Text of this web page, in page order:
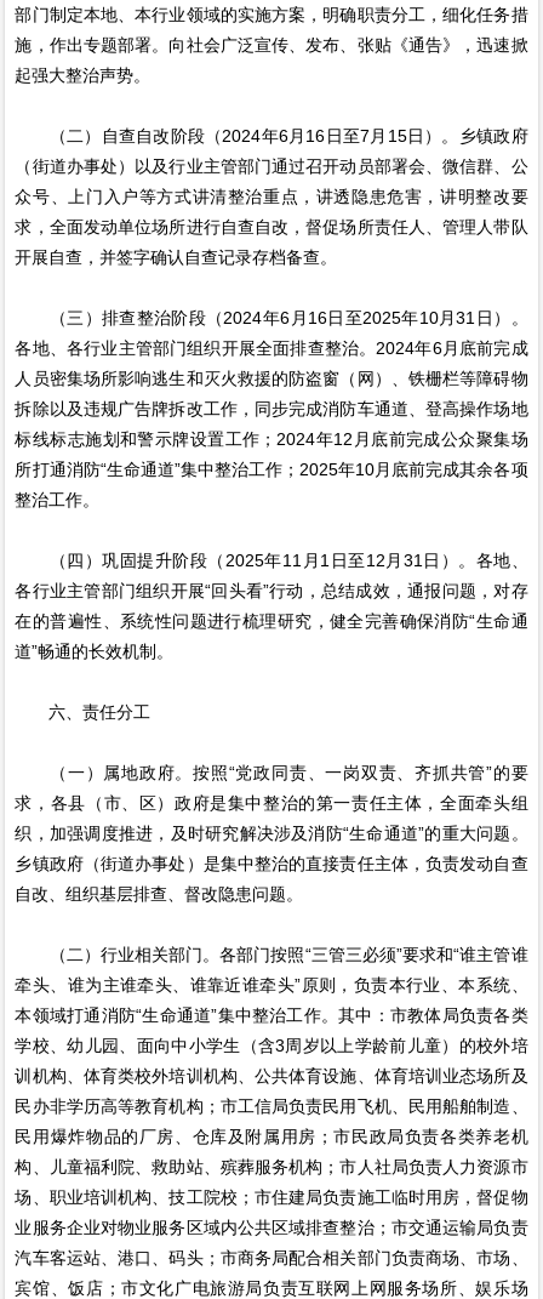
部门制定本地、本行业领域的实施方案，明确职责分工，细化任务措
施，作出专题部署。向社会广泛宣传、发布、张贴《通告》，迅速掀
起强大整治声势。
（二）自查自改阶段（2024年6月16日至7月15日）。乡镇政府
（街道办事处）以及行业主管部门通过召开动员部署会、微信群、公
众号、上门入户等方式讲清整治重点，讲透隐患危害，讲明整改要
求，全面发动单位场所进行自查自改，督促场所责任人、管理人带队
开展自查，并签字确认自查记录存档备查。
（三）排查整治阶段（2024年6月16日至2025年10月31日）。
各地、各行业主管部门组织开展全面排查整治。2024年6月底前完成
人员密集场所影响逃生和灭火救援的防盗窗（网）、铁栅栏等障碍物
拆除以及违规广告牌拆改工作，同步完成消防车通道、登高操作场地
标线标志施划和警示牌设置工作；2024年12月底前完成公众聚集场
所打通消防“生命通道”集中整治工作；2025年10月底前完成其余各项
整治工作。
（四）巩固提升阶段（2025年11月1日至12月31日）。各地、
各行业主管部门组织开展“回头看”行动，总结成效，通报问题，对存
在的普遍性、系统性问题进行梳理研究，健全完善确保消防“生命通
道”畅通的长效机制。
六、责任分工
（一）属地政府。按照“党政同责、一岗双责、齐抓共管”的要
求，各县（市、区）政府是集中整治的第一责任主体，全面牵头组
织，加强调度推进，及时研究解决涉及消防“生命通道”的重大问题。
乡镇政府（街道办事处）是集中整治的直接责任主体，负责发动自查
自改、组织基层排查、督改隐患问题。
（二）行业相关部门。各部门按照“三管三必须”要求和“谁主管谁
牵头、谁为主谁牵头、谁靠近谁牵头”原则，负责本行业、本系统、
本领域打通消防“生命通道”集中整治工作。其中：市教体局负责各类
学校、幼儿园、面向中小学生（含3周岁以上学龄前儿童）的校外培
训机构、体育类校外培训机构、公共体育设施、体育培训业态场所及
民办非学历高等教育机构；市工信局负责民用飞机、民用船舶制造、
民用爆炸物品的厂房、仓库及附属用房；市民政局负责各类养老机
构、儿童福利院、救助站、殡葬服务机构；市人社局负责人力资源市
场、职业培训机构、技工院校；市住建局负责施工临时用房，督促物
业服务企业对物业服务区域内公共区域排查整治；市交通运输局负责
汽车客运站、港口、码头；市商务局配合相关部门负责商场、市场、
宾馆、饭店；市文化广电旅游局负责互联网上网服务场所、娱乐场